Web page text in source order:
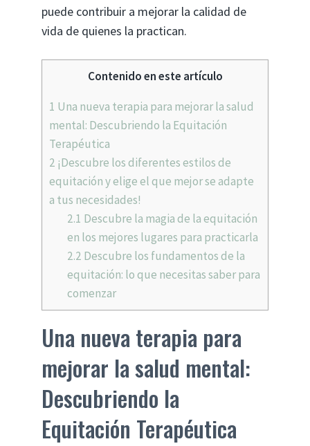
puede contribuir a mejorar la calidad de
vida de quienes la practican.
Contenido en este artículo
1 Una nueva terapia para mejorar la salud
mental: Descubriendo la Equitación
Terapéutica
2 ¡Descubre los diferentes estilos de
equitación y elige el que mejor se adapte
a tus necesidades!
2.1 Descubre la magia de la equitación
en los mejores lugares para practicarla
2.2 Descubre los fundamentos de la
equitación: lo que necesitas saber para
comenzar
Una nueva terapia para
mejorar la salud mental:
Descubriendo la
Equitación Terapéutica